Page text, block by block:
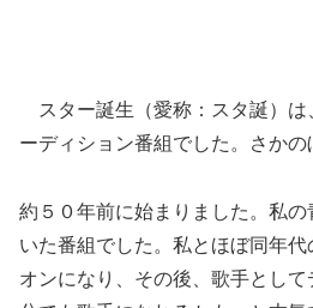
スター誕生（愛称：スタ誕）は
ーディション番組でした。
さかの
約５０年前に始まりました。 私の
いた番組でした。私とほぼ同年
オンになり、その後、 歌手として